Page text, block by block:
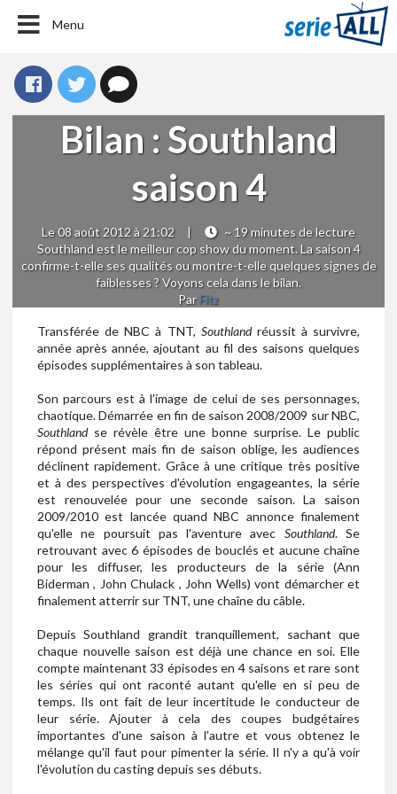
Menu
Bilan : Southland
saison 4
Le 08 août 2012 à 21:02|
~ 19 minutes de lecture
Southland est le meilleur cop show du moment. La saison 4
confirme-t-elle ses qualités ou montre-t-elle quelques signes de
faiblesses ? Voyons cela dans le bilan.
ParFitz
Transférée de NBC à TNT, Southlandréussit à survivre,
année après année, ajoutant au fil des saisons quelques
épisodes supplémentaires à son tableau.
Son parcours est à l'image de celui de ses personnages,
chaotique. Démarrée en fin de saison 2008/2009 sur NBC,
Southlandse révèle être une bonne surprise. Le public
répond présent mais fin de saison oblige, les audiences
déclinent rapidement. Grâce à une critique très positive
et à des perspectives d'évolution engageantes, la série
est renouvelée pour une seconde saison. La saison
2009/2010 est lancée quand NBC annonce finalement
qu'elle ne poursuit pas l'aventure avec Southland. Se
retrouvant avec 6 épisodes de bouclés et aucune chaîne
pour les diffuser, les producteurs de la série (Ann
Biderman , John Chulack , John Wells) vont démarcher et
finalement atterrir sur TNT, une chaîne du câble.
Depuis Southland grandit tranquillement, sachant que
chaque nouvelle saison est déjà une chance en soi. Elle
compte maintenant 33 épisodes en 4 saisons et rare sont
les séries qui ont raconté autant qu'elle en si peu de
temps. Ils ont fait de leur incertitude le conducteur de
leur série. Ajouter à cela des coupes budgétaires
importantes d'une saison à l'autre et vous obtenez le
mélange qu'il faut pour pimenter la série. Il n'y a qu'à voir
l'évolution du casting depuis ses débuts.